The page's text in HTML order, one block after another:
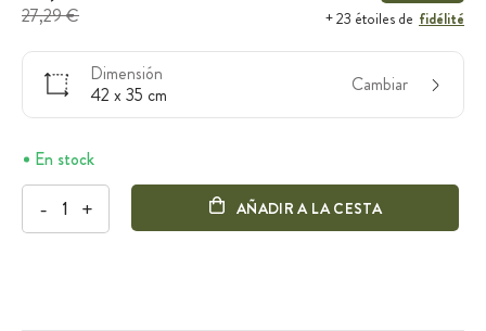
27,29 € + 23 étoiles de fidélité
Dimensión
42 x 35 cm
Cambiar
En stock
- + AÑADIR A LA CESTA